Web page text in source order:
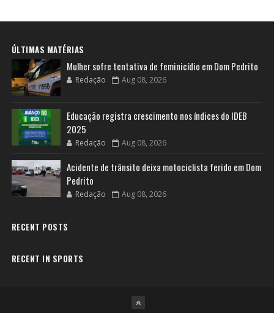
ÚLTIMAS MATÉRIAS
Mulher sofre tentativa de feminicídio em Dom Pedrito
Redação Aug 08, 2026
Educação registra crescimento nos índices do IDEB
2025
Redação Aug 08, 2026
Acidente de trânsito deixa motociclista ferido em Dom
Pedrito
Redação Aug 08, 2026
RECENT POSTS
RECENT IN SPORTS